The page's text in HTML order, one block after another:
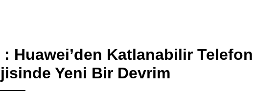
: Huawei’den Katlanabilir Telefon
Yeni Bir Devrim